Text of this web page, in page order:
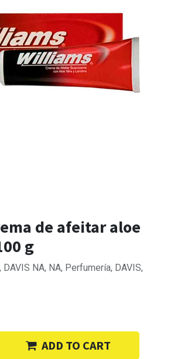
de afeitar aloe
g
NA, NA, Perfumería, DAVIS,
ADD TO CART